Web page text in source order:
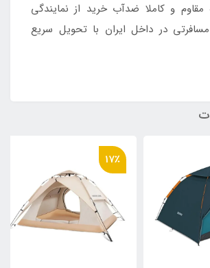
مقاوم و کاملا ضدآب خرید از نمایندگی
در داخل ایران با تحویل سریع
17٪